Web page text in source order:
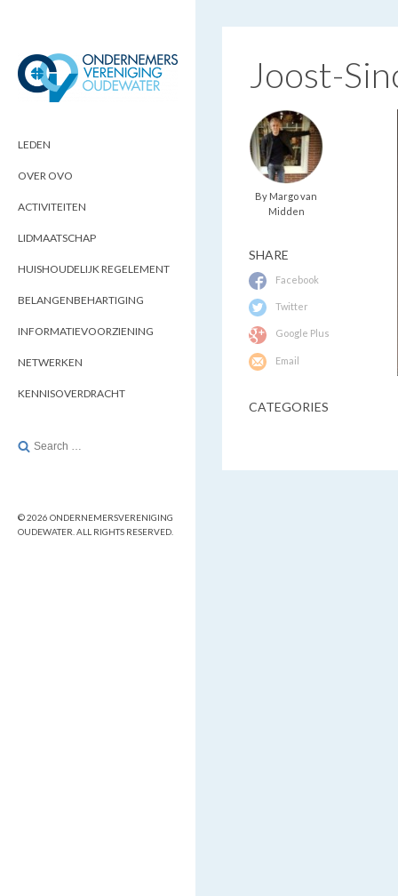
LEDEN
OVER OVO
ACTIVITEITEN
LIDMAATSCHAP
HUISHOUDELIJK REGELEMENT
BELANGENBEHARTIGING
INFORMATIEVOORZIENING
NETWERKEN
KENNISOVERDRACHT
Search
© 2026 ONDERNEMERSVERENIGING
OUDEWATER. ALL RIGHTS RESERVED.
Joost-
By Margo van
Midden
SHARE
Facebook
Twitter
Google Plus
Email
CATEGORIES